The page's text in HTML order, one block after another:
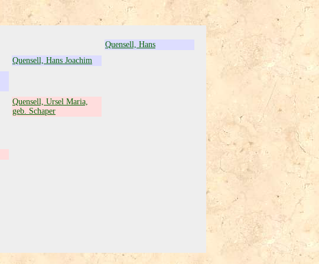
Quensell, Hans
Quensell, Hans Joachim
Quensell, Ursel Maria,
geb. Schaper